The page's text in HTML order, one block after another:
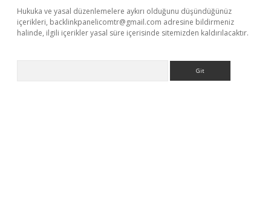
Hukuka ve yasal düzenlemelere aykırı olduğunu düşündüğünüz
içerikleri, backlinkpanelicomtr@gmail.com adresine bildirmeniz
halinde, ilgili içerikler yasal süre içerisinde sitemizden kaldırılacaktır.